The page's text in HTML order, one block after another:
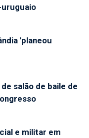
'planeou
salão de baile de
e militar em